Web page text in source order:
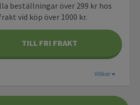
beställningar över 299 kr hos
vid köp över 1000 kr.
TILL FRI FRAKT
Villkor